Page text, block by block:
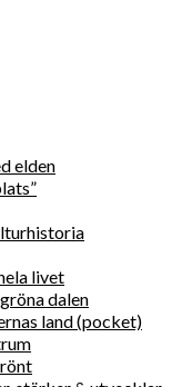
elden
livet
dalen
land (pocket)